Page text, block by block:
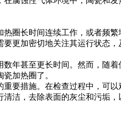
圈长时间连续工作，或者频
更加密切地关注其运行状态，
年甚至更长时间。然而，随
加热圈了。
要措施。在检查过程中，可
洁，去除表面的灰尘和污垢